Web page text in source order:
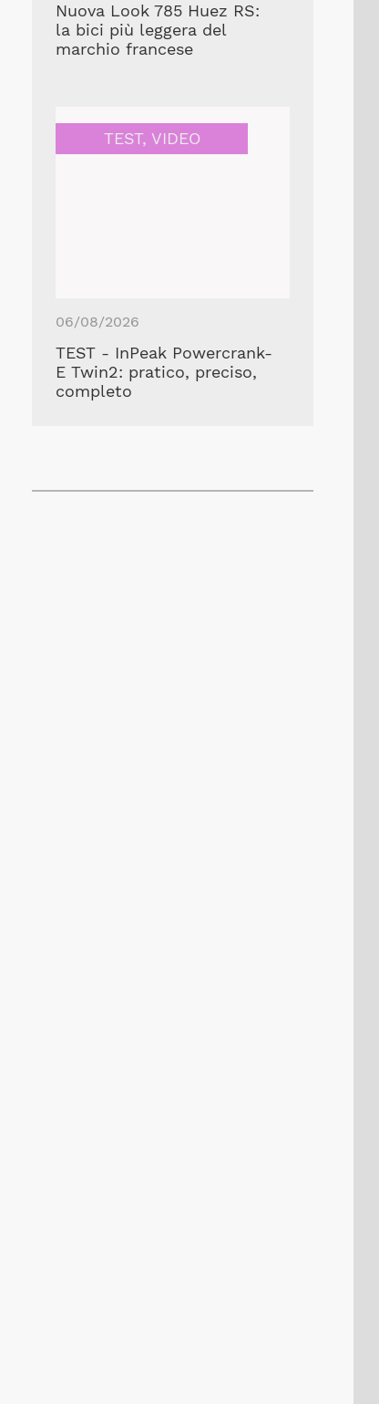
Nuova Look 785 Huez RS:
la bici più leggera del
marchio francese
TEST, VIDEO
06/08/2026
TEST - InPeak Powercrank-
E Twin2: pratico, preciso,
completo